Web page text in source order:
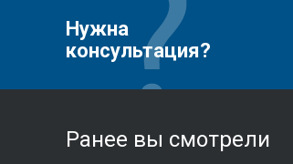
Нужна
консультация?
Ранее вы смотрели